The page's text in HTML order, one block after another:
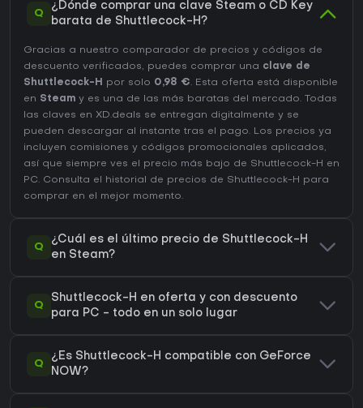
Q
¿Dónde comprar una clave Steam o CD Key
barata de Shuttlecock-H?
Gracias a nuestro comparador de precios y códigos de
descuento verificados, puedes comprar una clave de
Shuttlecock-H
por solo 0,98 €. Esta oferta está disponible
en Steam y es una de las más baratas del mercado. Todas
las claves en XD.deals se entregan digitalmente y se
pueden descargar al instante tras el pago. Los precios ya
incluyen comisiones y códigos promocionales aplicados,
así que siempre ves el precio más bajo de Shuttlecock-H en
PC. Consulta el historial de precios de Shuttlecock-H para
comprar en el mejor momento.
Q
¿Cuál es el último precio de Shuttlecock-H
en Steam?
Q
Shuttlecock-H en oferta y con descuento
para PC - todo en un solo lugar
Q
¿Es Shuttlecock-H compatible con GeForce
NOW?